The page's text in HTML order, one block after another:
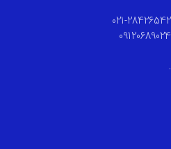
021-28426542
09120689024
.